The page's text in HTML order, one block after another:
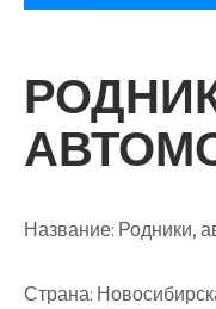
Название: Родники,
Страна: